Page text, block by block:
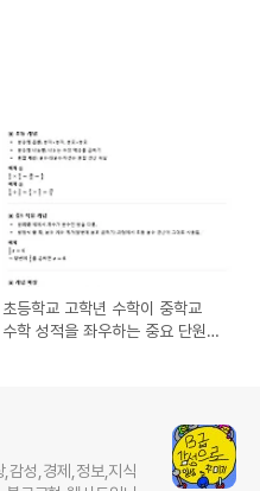
초등학교 고학년 수학이 중학교
수학 성적을 좌우하는 중요 단원
성,경제,정보,지식